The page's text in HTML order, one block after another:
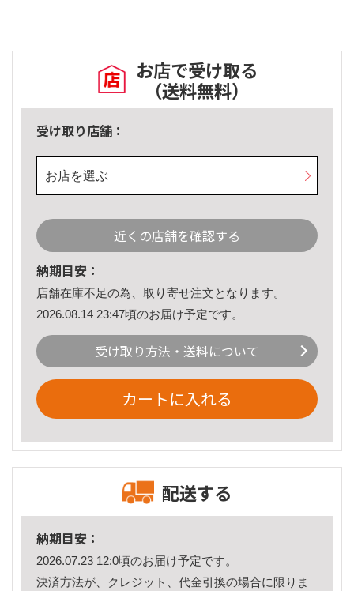
お店で受け取る
（送料無料）
受け取り店舗：
お店を選ぶ
近くの店舗を確認する
納期目安：
店舗在庫不足の為、取り寄せ注文となります。
2026.08.14 23:47頃のお届け予定です。
受け取り方法・送料について
カートに入れる
配送する
納期目安：
2026.07.23 12:0頃のお届け予定です。
決済方法が、クレジット、代金引換の場合に限りま